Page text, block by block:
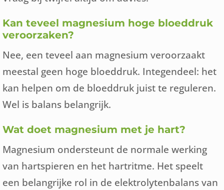
Kan teveel magnesium hoge bloeddruk
veroorzaken?
Nee, een teveel aan magnesium veroorzaakt
meestal geen hoge bloeddruk. Integendeel: het
kan helpen om de bloeddruk juist te reguleren.
Wel is balans belangrijk.
Wat doet magnesium met je hart?
Magnesium ondersteunt de normale werking
van hartspieren en het hartritme. Het speelt
een belangrijke rol in de elektrolytenbalans van